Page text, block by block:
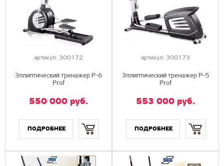
артикул: 300172
Эллиптический тренажер P-6
Prof
550 000 руб.
артикул: 300173
Эллиптический тренажер P-5
Prof
553 000 руб.